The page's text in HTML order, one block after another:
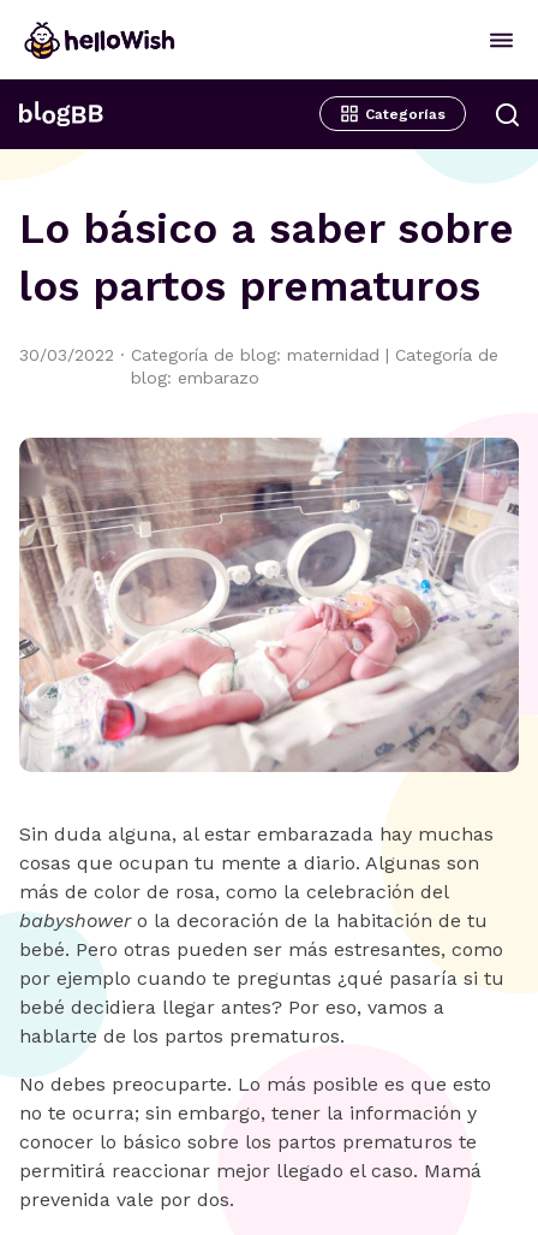
Categorías
Lo básico a saber sobre
los partos prematuros
30/03/2022 · Categoría de blog: maternidad | Categoría de
blog: embarazo
Sin duda alguna, al estar embarazada hay muchas
cosas que ocupan tu mente a diario. Algunas son
más de color de rosa, como la celebración del
babyshowero la decoración de la habitación de tu
bebé. Pero otras pueden ser más estresantes, como
por ejemplo cuando te preguntas ¿qué pasaría si tu
bebé decidiera llegar antes? Por eso, vamos a
hablarte de los partos prematuros.
No debes preocuparte. Lo más posible es que esto
no te ocurra; sin embargo, tener la información y
conocer lo básico sobre los partos prematuros te
permitirá reaccionar mejor llegado el caso. Mamá
prevenida vale por dos.